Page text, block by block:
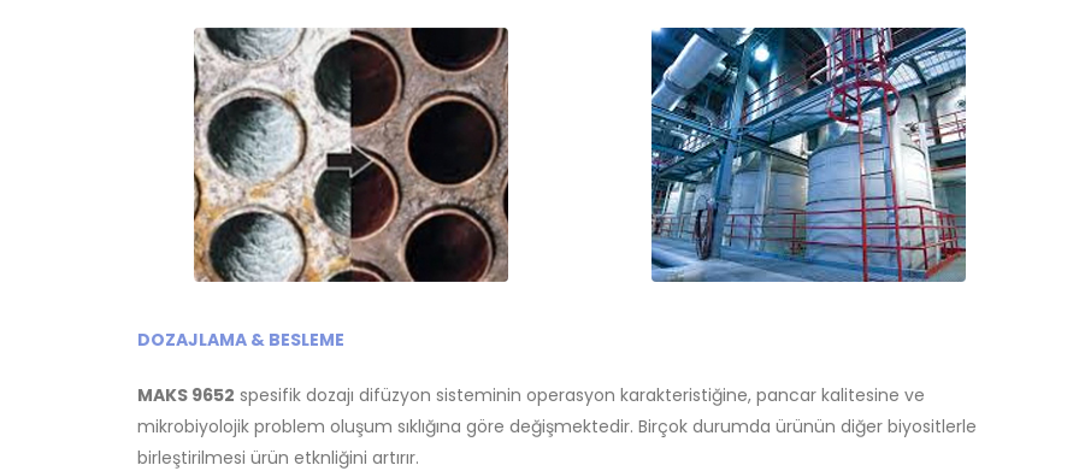
DOZAJLAMA & BESLEME
MAKS 9652 spesifik dozajı difüzyon sisteminin operasyon karakteristiğine, pancar kalitesine ve
mikrobiyolojik problem oluşum sıklığına göre değişmektedir. Birçok durumda ürünün diğer biyositlerle
birleştirilmesi ürün etknliğini artırır.